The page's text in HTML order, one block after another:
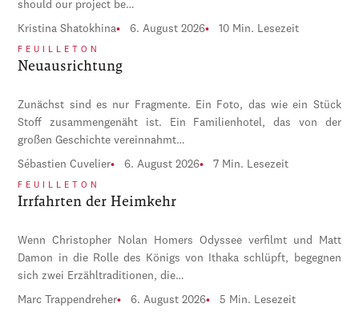
should our project be…
Kristina Shatokhina 6. August 2026 10 Min. Lesezeit
FEUILLETON
Neuausrichtung
Zunächst sind es nur Fragmente. Ein Foto, das wie ein Stück
Stoff zusammengenäht ist. Ein Familienhotel, das von der
großen Geschichte vereinnahmt…
Sébastien Cuvelier 6. August 2026 7 Min. Lesezeit
FEUILLETON
Irrfahrten der Heimkehr
Wenn Christopher Nolan Homers Odyssee verfilmt und Matt
Damon in die Rolle des Königs von Ithaka schlüpft, begegnen
sich zwei Erzähltraditionen, die…
Marc Trappendreher 6. August 2026 5 Min. Lesezeit